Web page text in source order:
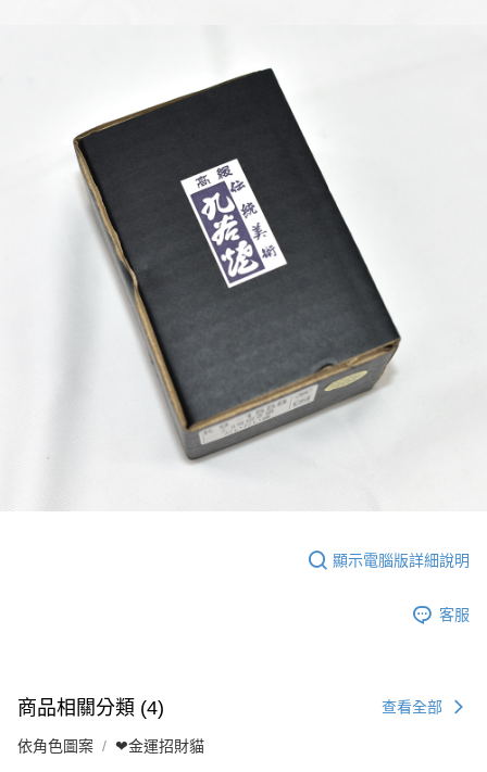
顯示電腦版詳細說明
客服
商品相關分類 (4) 查看全部
依角色圖案 ❤金運招財貓